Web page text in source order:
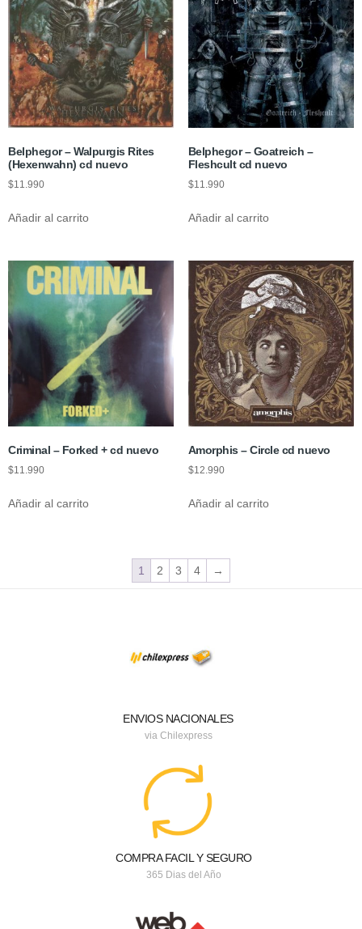
Belphegor – Walpurgis Rites
(Hexenwahn) cd nuevo
$11.990
Añadir al carrito
Belphegor – Goatreich –
Fleshcult cd nuevo
$11.990
Añadir al carrito
Criminal – Forked + cd nuevo
$11.990
Añadir al carrito
Amorphis – Circle cd nuevo
$12.990
Añadir al carrito
1 2 3 4 →
ENVIOS NACIONALES
via Chilexpress
COMPRA FACIL Y SEGURO
365 Dias del Año